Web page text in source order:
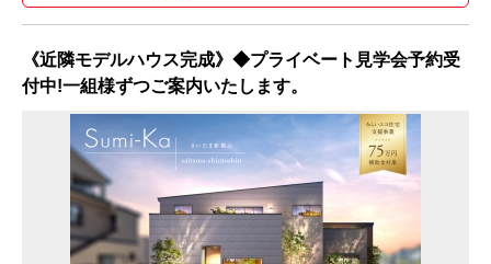
《近隣モデルハウス完成》◆プライベート見学会予約受
付中!一組様ずつご案内いたします。